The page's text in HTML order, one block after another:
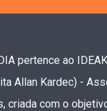
pertence ao
Allan Kardec) -
criada com o